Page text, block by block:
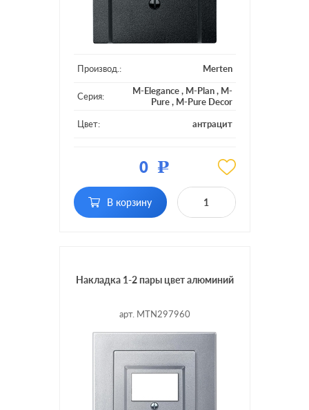
Производ.: Merten
Серия: M-Elegance, M-Plan, M-
Pure, M-Pure Decor
Цвет:
антрацит
0 Р
В корзину
Накладка 1-2 пары цвет алюминий
арт. MTN297960